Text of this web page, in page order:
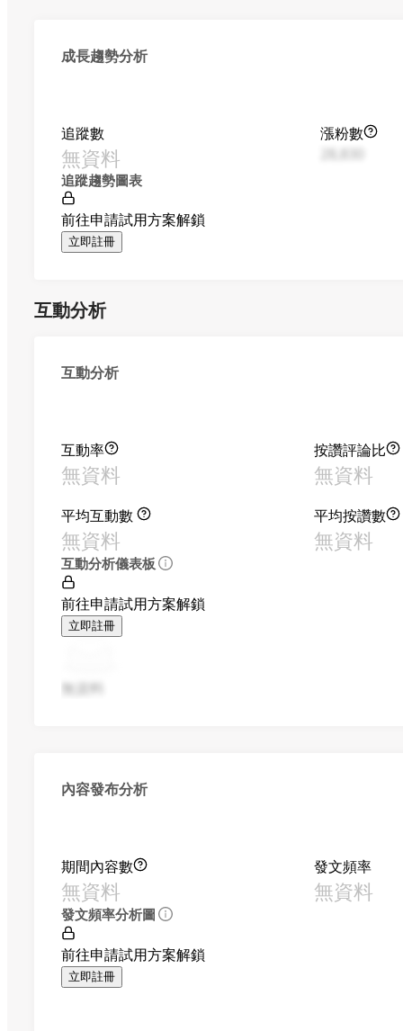
成長趨勢分析
追蹤數
無資料
漲粉數
追蹤趨勢圖表
前往申請試用方案解鎖
立即註冊
互動分析
互動分析
互動率
無資料
按讚評論比
無資料
平均互動數
無資料
平均按讚數
無資料
互動分析儀表板
前往申請試用方案解鎖
立即註冊
無資料
內容發布分析
期間內容數
無資料
發文頻率
無資料
發文頻率分析圖
前往申請試用方案解鎖
立即註冊